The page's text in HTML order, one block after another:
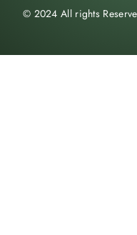
© 2024 All rights